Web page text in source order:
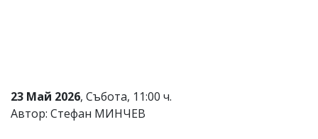
и
редакцията
не
23 Май 2026, Събота, 11:00 ч.
Автор: Стефан МИНЧЕВ